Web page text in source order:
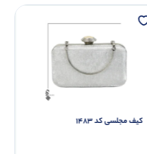
کیف مجلسی کد 1483